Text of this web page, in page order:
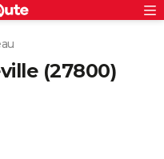
(27800)